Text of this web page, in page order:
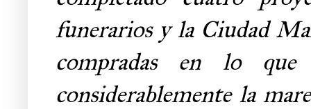
funerarios y la Ciudad
compradas en lo
considerablemente la